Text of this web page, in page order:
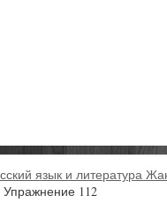
язык и литература
Упражнение 112